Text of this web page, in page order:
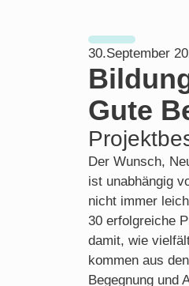
30.September
Gute
Der Wunsch,
ist unabhängig
nicht immer
30 erfolgreiche
damit, wie
kommen aus
Begegnung und